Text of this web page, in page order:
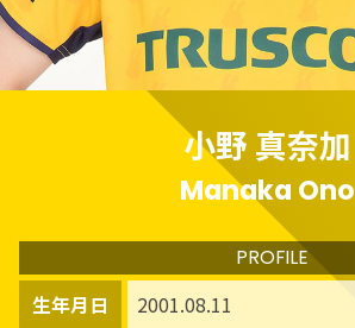
小野 真奈加
Manaka Ono
生年月日 2001.08.11
PROFILE